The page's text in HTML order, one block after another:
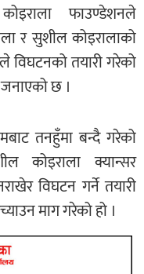
फाउण्डेशनले
र सुशील कोइरालाको
तयारी गरेको
छ ।
तनहुँमा बन्दै गरेको
कोइराला क्यान्सर
विघटन गर्ने तयारी
माग गरेको हो ।